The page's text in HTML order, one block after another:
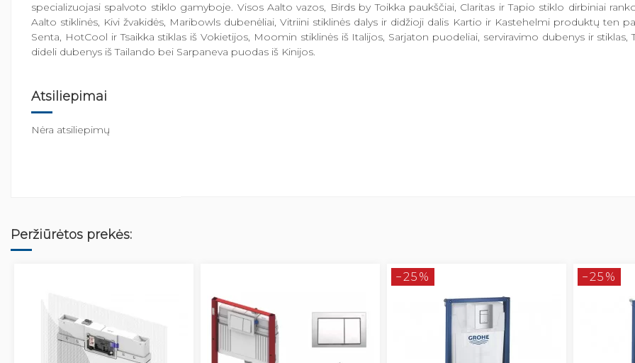
specializuojasi spalvoto stiklo gamyboje. Visos Aalto vazos, Birds by Toikka paukščiai, Claritas ir Tapio stiklo dirbiniai
Aalto stiklinės, Kivi žvakidės, Maribowls dubenėliai, Vitriini stiklinės dalys ir didžioji dalis Kartio ir Kastehelmi produktų ten
Senta, HotCool ir Tsaikka stiklas iš Vokietijos, Moomin stiklinės iš Italijos, Sarjaton puodeliai, serviravimo dubenys ir
dideli dubenys iš Tailando bei Sarpaneva puodas iš Kinijos.
Atsiliepimai
Nėra atsiliepimų
Peržiūrėtos prekės:
−25% −25%